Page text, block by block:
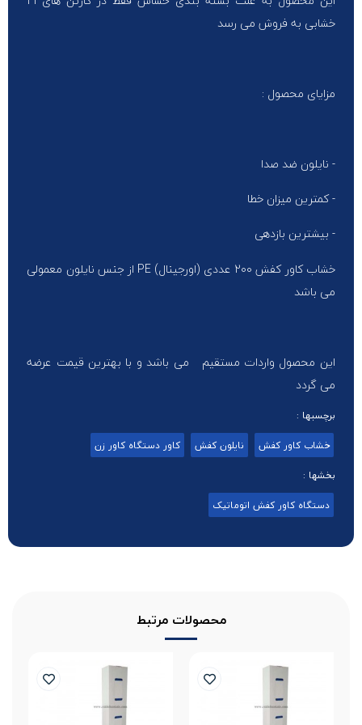
خشابی به فروش می رسد
مزایای محصول :
- نایلون ضد صدا
- کمترین میزان خطا
- بیشترین بازدهی
خشاب کاور کفش 200 عددی (اورجینال) PE از جنس نایلون معمولی
می باشد
این محصول واردات مستقیم می باشد و با بهترین قیمت عرضه
می گردد
برچسبها :
خشاب کاور کفش
نایلون کفش
کاور دستگاه کاور زن
بخشها :
دستگاه کاور کفش اتوماتیک
محصولات مرتبط